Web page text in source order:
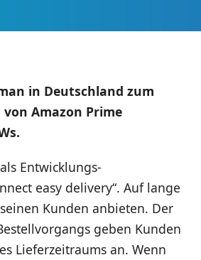
in Deutschland zum
Amazon Prime
Entwicklungs-
easy delivery“. Auf lange
Kunden anbieten. Der
geben Kunden
Lieferzeitraums an. Wenn